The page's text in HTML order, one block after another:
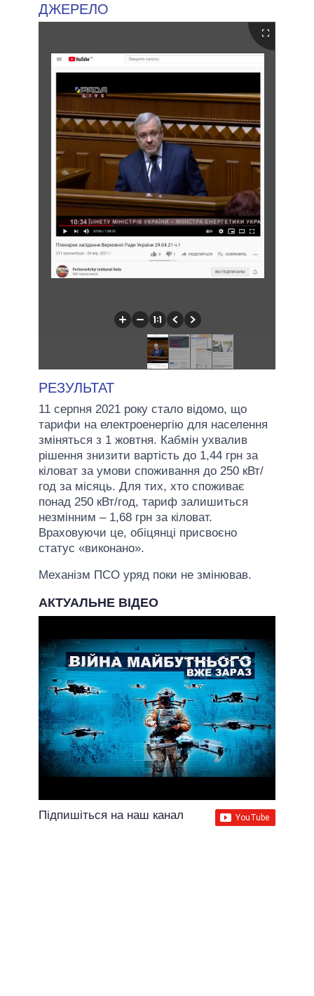
ДЖЕРЕЛО
РЕЗУЛЬТАТ
11 серпня 2021 року стало відомо, що
тарифи на електроенергію для населення
зміняться з 1 жовтня. Кабмін ухвалив
рішення знизити вартість до 1,44 грн за
кіловат за умови споживання до 250 кВт/
год за місяць. Для тих, хто споживає
понад 250 кВт/год, тариф залишиться
незмінним – 1,68 грн за кіловат.
Враховуючи це, обіцянці присвоєно
статус «виконано».
Механізм ПСО уряд поки не змінював.
АКТУАЛЬНЕ ВІДЕО
Підпишіться на наш канал